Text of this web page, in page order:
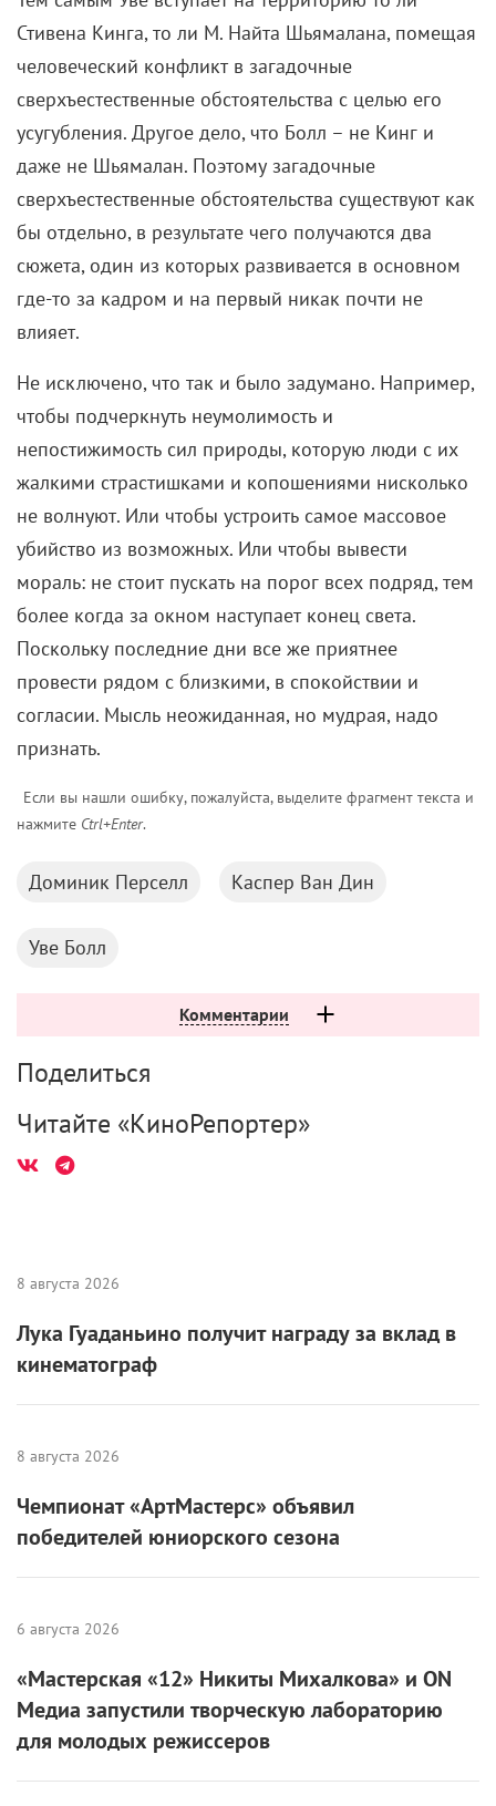
Стивена Кинга, то ли М. Найта Шьямалана, помещая
человеческий конфликт в загадочные
сверхъестественные обстоятельства с целью его
усугубления. Другое дело, что Болл – не Кинг и
даже не Шьямалан. Поэтому загадочные
сверхъестественные обстоятельства существуют как
бы отдельно, в результате чего получаются два
сюжета, один из которых развивается в основном
где-то за кадром и на первый никак почти не
влияет.
Не исключено, что так и было задумано. Например,
чтобы подчеркнуть неумолимость и
непостижимость сил природы, которую люди с их
жалкими страстишками и копошениями нисколько
не волнуют. Или чтобы устроить самое массовое
убийство из возможных. Или чтобы вывести
мораль: не стоит пускать на порог всех подряд, тем
более когда за окном наступает конец света.
Поскольку последние дни все же приятнее
провести рядом с близкими, в спокойствии и
согласии. Мысль неожиданная, но мудрая, надо
признать.
Если вы нашли ошибку, пожалуйста, выделите фрагмент текста и
нажмите Ctrl+Enter.
Доминик Перселл Каспер Ван Дин
Уве Болл
Комментарии
Поделиться
Читайте «КиноРепортер»
8 августа 2026
Лука Гуаданьино получит награду за вклад в
кинематограф
8 августа 2026
Чемпионат «АртМастерс» объявил
победителей юниорского сезона
6 августа 2026
«Мастерская «12» Никиты Михалкова» и ON
Медиа запустили творческую лабораторию
для молодых режиссеров